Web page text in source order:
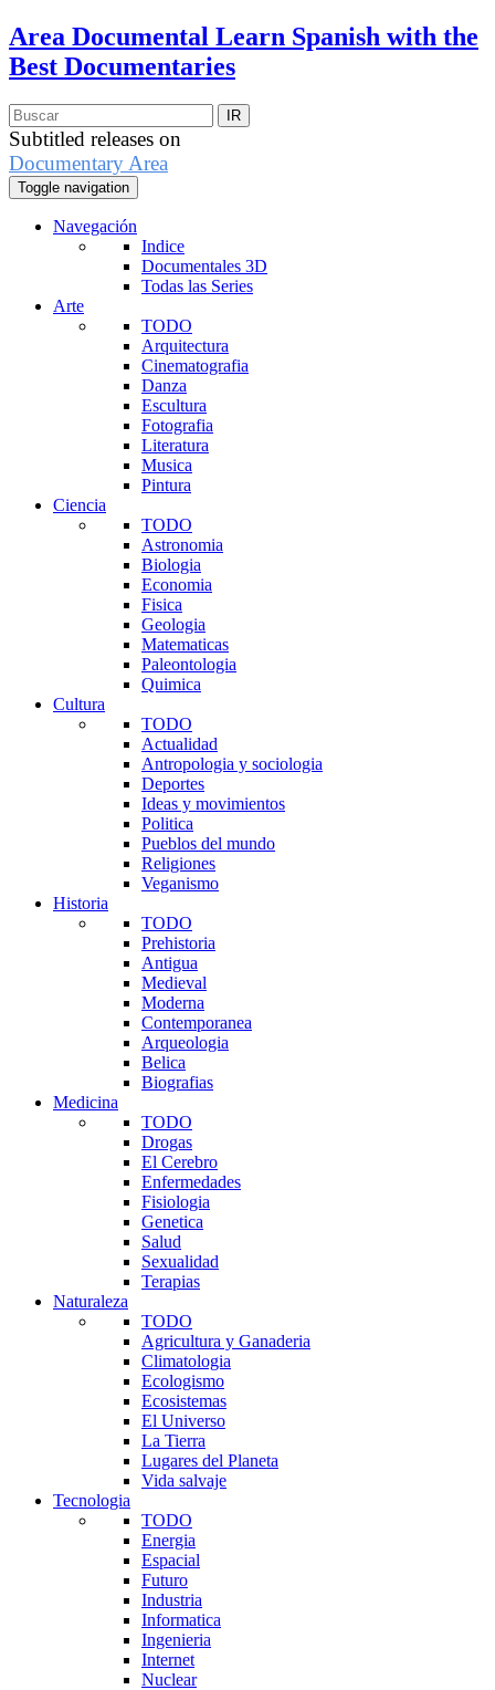
Area Documental Learn Spanish with the
Best Documentaries
Subtitled releases on
Documentary Area
Toggle navigation
Navegación
Indice
Documentales 3D
Todas las Series
Arte
TODO
Arquitectura
Cinematografia
Danza
Escultura
Fotografia
Literatura
Musica
Pintura
Ciencia
TODO
Astronomia
Biologia
Economia
Fisica
Geologia
Matematicas
Paleontologia
Quimica
Cultura
TODO
Actualidad
Antropologia y sociologia
Deportes
Ideas y movimientos
Politica
Pueblos del mundo
Religiones
Veganismo
Historia
TODO
Prehistoria
Antigua
Medieval
Moderna
Contemporanea
Arqueologia
Belica
Biografias
Medicina
TODO
Drogas
El Cerebro
Enfermedades
Fisiologia
Genetica
Salud
Sexualidad
Terapias
Naturaleza
TODO
Agricultura y Ganaderia
Climatologia
Ecologismo
Ecosistemas
El Universo
La Tierra
Lugares del Planeta
Vida salvaje
Tecnologia
TODO
Energia
Espacial
Futuro
Industria
Informatica
Ingenieria
Internet
Nuclear